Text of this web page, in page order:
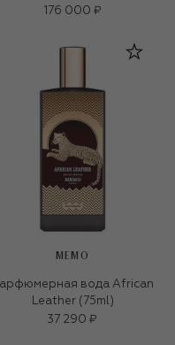
176 000 ₽
MEMO
вода African
Leather (75ml)
37 290 ₽